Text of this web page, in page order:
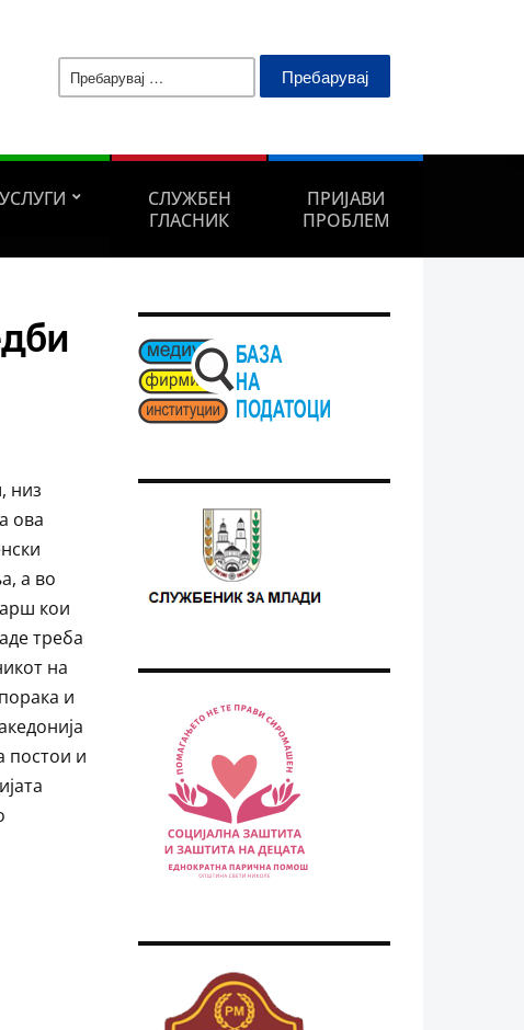
Пребарувај
СЛУЖБЕН
ГЛАСНИК
ПРИЈАВИ
ПРОБЛЕМ
низ
ова
а во
кои
треба
на
и
постои и